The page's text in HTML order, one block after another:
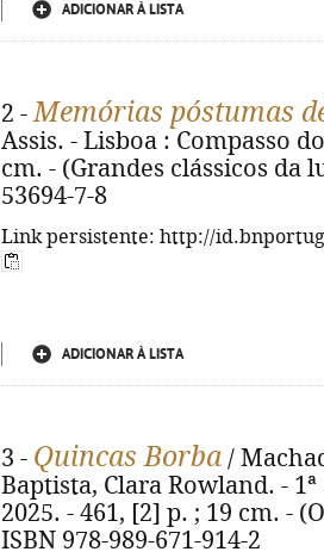
ADICIONAR À LISTA
2 -Memórias póstumas
Assis. - Lisboa : Compasso
cm. - (Grandes clássicos da
53694-7-8
Link persistente: http://
ADICIONAR À LISTA
3 - Quincas Borba /
Baptista, Clara Rowland. -
2025. - 461, [2] p. ; 19 cm. -
ISBN 978-989-671-914-2